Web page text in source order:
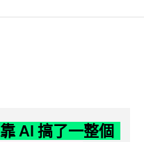
AI 搞了一整個